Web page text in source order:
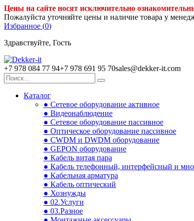
Цены на сайте носят исключительно
Пожалуйста уточняйте цены и наличие товара у
Избранное (0)
Здравствуйте, Гость
+7 978 084 77 94+7 978 691 95 70sales@dekker-it.com
Каталог
● Сетевое оборудование активное
● Видеонаблюдение
● Сетевое оборудование пассивное
● Оптическое оборудование пассивное
● CWDM и DWDM оборудование
● GEPON оборудование
● Кабель витая пара
● Кабель телефонный, интерфейсный и
● Кабельная арматура
● Кабель оптический
● Хознужды
● 02.Услуги
● 03.Разное